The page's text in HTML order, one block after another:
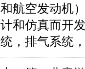
和航空发动机
计和仿真而开
统，排气系统